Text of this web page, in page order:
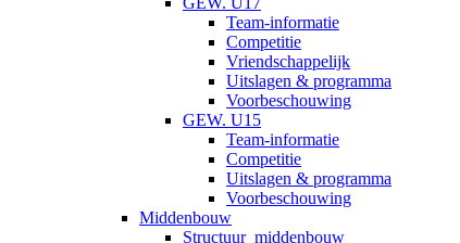
Team-informatie
Competitie
Vriendschappelijk
Uitslagen & programma
Voorbeschouwing
GEW. U15
Team-informatie
Competitie
Uitslagen & programma
Voorbeschouwing
Middenbouw
Structuur_middenbouw